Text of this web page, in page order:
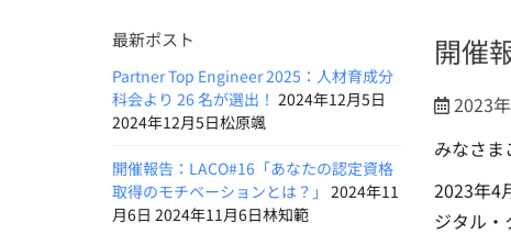
最新ポスト
Partner Top Engineer 2025：人材育成分
科会より 26 名が選出！ 2024年12月5日
2024年12月5日松原颯
開催報告：LACO#16「あなたの認定資格
取得のモチベーションとは？」 2024年11
月6日 2024年11月6日林知範
開催
2023
みなさま
2023年4
ジタル・